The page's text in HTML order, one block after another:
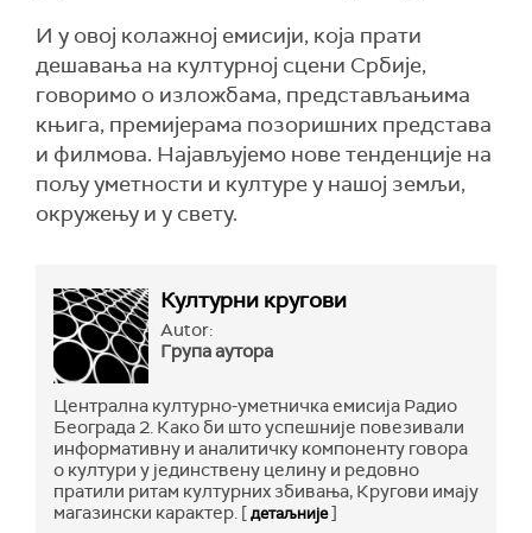
И у овој колажној емисији, која прати
дешавања на културној сцени Србије,
говоримо о изложбама, представљањима
књига, премијерама позоришних представа
и филмова. Најављујемо нове тенденције на
пољу уметности и културе у нашој земљи,
окружењу и у свету.
Културни кругови
Autor:
Група аутора
Централна културно-уметничка емисија Радио
Београда 2. Како би што успешније повезивали
информативну и аналитичку компоненту говора
о култури у јединствену целину и редовно
пратили ритам културних збивања, Кругови имају
магазински карактер. [детаљније]